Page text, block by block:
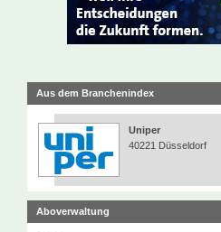
Aus dem Branchenindex
Uniper
40221 Düsseldorf
Aboverwaltung